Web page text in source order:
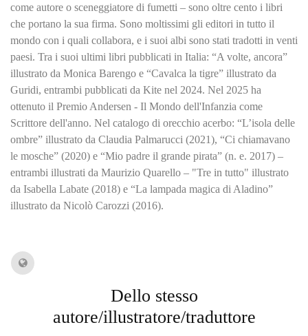
come autore o sceneggiatore di fumetti – sono oltre cento i libri
che portano la sua firma. Sono moltissimi gli editori in tutto il
mondo con i quali collabora, e i suoi albi sono stati tradotti in venti
paesi. Tra i suoi ultimi libri pubblicati in Italia: “A volte, ancora”
illustrato da Monica Barengo e “Cavalca la tigre” illustrato da
Guridi, entrambi pubblicati da Kite nel 2024. Nel 2025 ha
ottenuto il Premio Andersen - Il Mondo dell'Infanzia come
Scrittore dell'anno. Nel catalogo di orecchio acerbo: “L’isola delle
ombre” illustrato da Claudia Palmarucci (2021), “Ci chiamavano
le mosche” (2020) e “Mio padre il grande pirata” (n. e. 2017) –
entrambi illustrati da Maurizio Quarello – "Tre in tutto" illustrato
da Isabella Labate (2018) e “La lampada magica di Aladino”
illustrato da Nicolò Carozzi (2016).
Dello stesso
autore/illustratore/traduttore